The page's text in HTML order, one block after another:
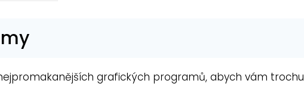
grafických programů, abych vám trochu